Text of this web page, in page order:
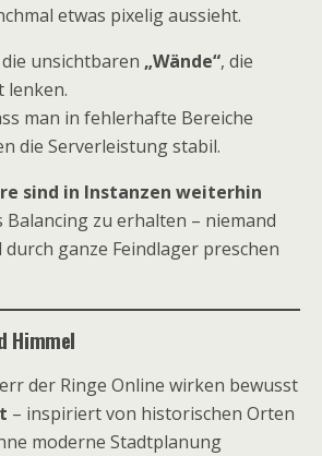
etwas pixelig aussieht.
unsichtbaren „Wände“, die
lenken.
man in fehlerhafte Bereiche
die Serverleistung stabil.
sind in Instanzen weiterhin
Balancing zu erhalten – niemand
ganze Feindlager preschen
Himmel
der Ringe Online wirken bewusst
– inspiriert von historischen Orten
moderne Stadtplanung